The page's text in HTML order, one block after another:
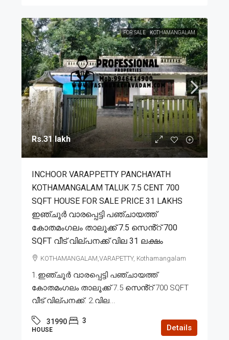
FOR SALE KOTHAMANGALAM
Rs.31 lakh
INCHOOR VARAPPETTY PANCHAYATH
KOTHAMANGALAM TALUK 7.5 CENT 700
SQFT HOUSE FOR SALE PRICE 31 LAKHS
ഇഞ്ചൂർ വാരപ്പെട്ടി പഞ്ചായത്ത്
കോതമംഗലം താലൂക്ക് 7.5 സെൻ്റ് 700
SQFT വീട് വില്പനക്ക് വില 31 ലക്ഷം
KOTHAMANGALAM,VARAPETTY, Kothamangalam
1.ഇഞ്ചൂർ വാരപ്പെട്ടി പഞ്ചായത്ത്
കോതമംഗലം താലൂക്ക് 7.5 സെൻ്റ് 700 SQFT
വീട് വില്പനക്ക്. 2.വില...
31990 3
HOUSE Details